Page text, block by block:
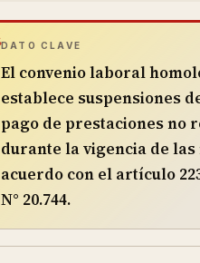
DATO CLAVE
El convenio laboral
establece suspensiones
pago de prestaciones no
durante la vigencia de las
acuerdo con el artículo
N° 20.744.